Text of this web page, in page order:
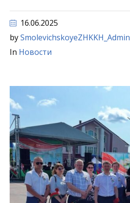
16.06.2025
bySmolevichskoyeZHKKH_Admin
In Новости